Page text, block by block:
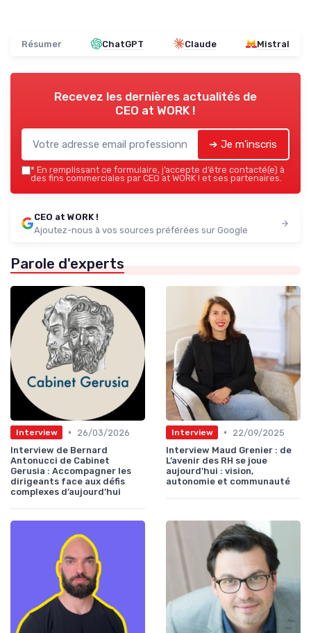
Résumer ChatGPT Claude Mistral
Recevez les dernières actualités de
CEO at WORK !
➔ Je m'inscris
* En remplissant ce formulaire, j’accepte d’être contacté(e) à
des fins commerciales par CEO at WORK ! et ses partenaires.
CEO at WORK !
Ajoutez-nous à vos sources préférées sur Google
Parole d'experts
Interview •
26/03/2026
Interview de Bernard
Antonucci de Cabinet
Gerusia : Accompagner les
dirigeants face aux défis
complexes d’aujourd’hui
Interview •
22/09/2025
Interview Maud Grenier : de
L’avenir des RH se joue
aujourd'hui : vision,
autonomie et communauté